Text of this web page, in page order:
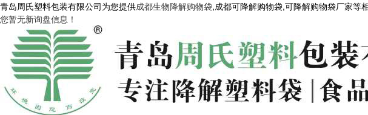
青岛周氏塑料包装有限公司为您提供成都生物降解购物袋,成都可降解购物袋,可降解购物袋厂家等
您暂无新询盘信息！